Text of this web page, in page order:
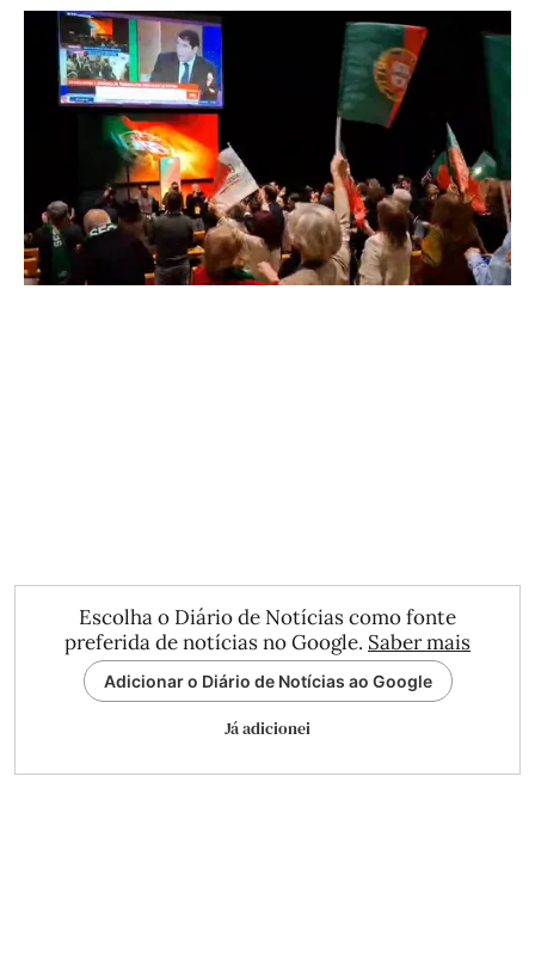
Escolha o Diário de Notícias como fonte
preferida de notícias no Google. Saber mais
Adicionar o Diário de Notícias ao Google
Já adicionei